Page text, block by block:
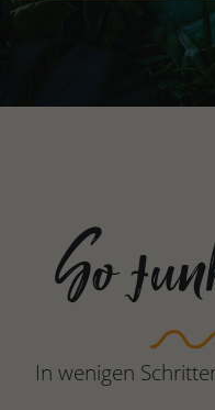
So
In wenigen